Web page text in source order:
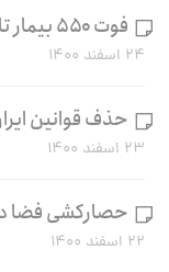
فوت ۵۵۰ بیمار تالاسمی در سه سال اخیر
۲۴ اسفند ۱۴۰۰
حذف قوانین
۲۳ اسفند ۱۴۰۰
حصارکشی فضا
۲۲ اسفند ۱۴۰۰